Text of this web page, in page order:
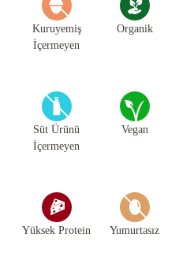
Kuruyemiş
İçermeyen
Organik
Süt Ürünü
İçermeyen
Vegan
Yüksek Protein Yumurtasız